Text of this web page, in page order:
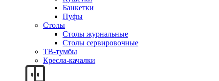
Банкетки
Пуфы
Столы
Столы журнальные
Столы сервировочные
ТВ-тумбы
Кресла-качалки